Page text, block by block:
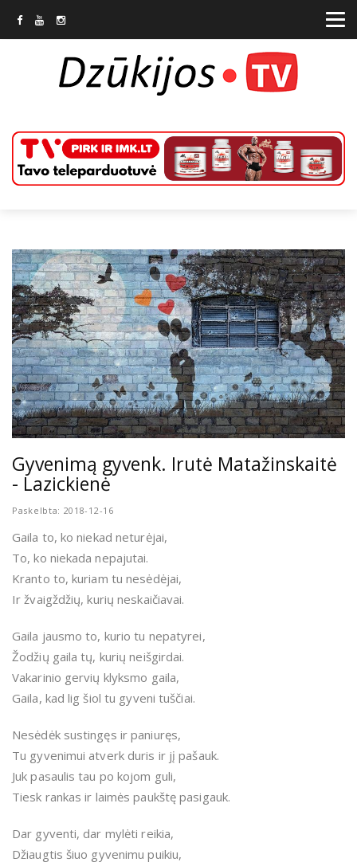
Gyvenimą gyvenk. Irutė Matažinskaitė
- Lazickienė
Paskelbta: 2018-12-16
Gaila to, ko niekad neturėjai,
To, ko niekada nepajutai.
Kranto to, kuriam tu nesėdėjai,
Ir žvaigždžių, kurių neskaičiavai.
Gaila jausmo to, kurio tu nepatyrei,
Žodžių gaila tų, kurių neišgirdai.
Vakarinio gervių klyksmo gaila,
Gaila, kad lig šiol tu gyveni tuščiai.
Nesėdėk sustingęs ir paniuręs,
Tu gyvenimui atverk duris ir jį pašauk.
Juk pasaulis tau po kojom guli,
Tiesk rankas ir laimės paukštę pasigauk.
Dar gyventi, dar mylėti reikia,
Džiaugtis šiuo gyvenimu puikiu,